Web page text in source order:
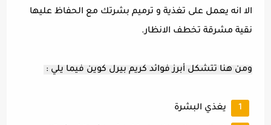
الا انه يعمل على تغذية و ترميم بشرتك مع الحفاظ عليها
نقية مشرقة تخطف الانظار.
ومن هنا تتشكل أبرز فوائد كريم بيرل كوين فيما يلي :
يغذي البشرة